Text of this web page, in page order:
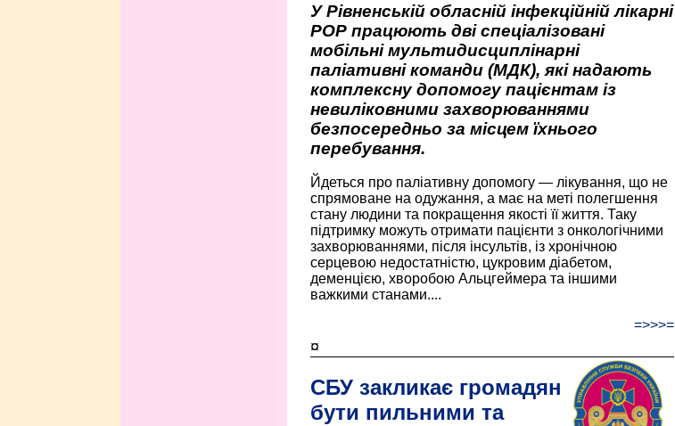
У Рівненській обласній інфекційній лікарні
РОР працюють дві спеціалізовані
мобільні мультидисциплінарні
паліативні команди (МДК), які надають
комплексну допомогу пацієнтам із
невиліковними захворюваннями
безпосередньо за місцем їхнього
перебування.
Йдеться про паліативну допомогу — лікування, що не
спрямоване на одужання, а має на меті полегшення
стану людини та покращення якості її життя. Таку
підтримку можуть отримати пацієнти з онкологічними
захворюваннями, після інсультів, із хронічною
серцевою недостатністю, цукровим діабетом,
деменцією, хворобою Альцгеймера та іншими
важкими станами....
=>>>=
¤
СБУ закликає громадян
бути пильними та